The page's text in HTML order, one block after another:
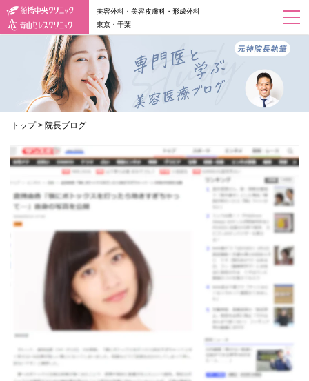
美容外科・美容皮膚科・形成外科
東京・千葉
トップ > 院長ブログ